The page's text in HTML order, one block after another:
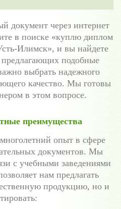
документ через интернет
в поиске «куплю диплом
Илимск», и вы найдете
подобные
выбрать надежного
качество. Мы готовы
в этом вопросе.
преимущества
опыт в сфере
документов. Мы
с учебными заведениями
нам предлагать
продукцию, но и